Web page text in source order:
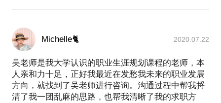
Michelle🐈 2020.07.22
吴老师是我大学认识的职业生涯规划课程的老师，本
人亲和力十足，正好我最近在发愁我未来的职业发展
方向，就找到了吴老师进行咨询。沟通过程中帮我捋
清了我一团乱麻的思路，也帮我清晰了我的求职方